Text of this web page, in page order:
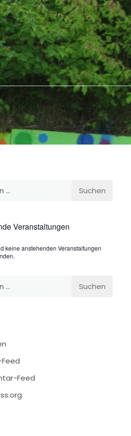
Veranstaltungen
keine anstehenden Veranstaltungen
Feed